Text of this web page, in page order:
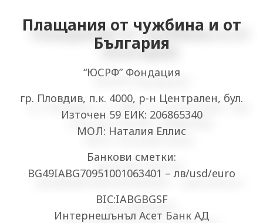
Плащания от чужбина и от
България
“ЮСРФ” Фондация
гр. Пловдив, п.к. 4000, р-н Централен, бул.
Източен 59 ЕИК: 206865340
МОЛ: Наталия Еллис
Банкови сметки:
BG49IABG70951001063401 – лв/usd/euro
BIC:IABGBGSF
Интернешънъл Асет Банк АД